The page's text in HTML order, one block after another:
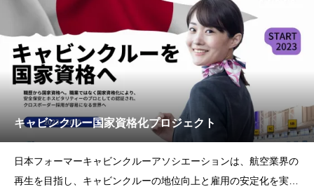
キャビンクルー国家資格化プロジェクト
日本フォーマーキャビンクルーアソシエーションは、航空業界の
再生を目指し、キャビンクルーの地位向上と雇用の安定化を実現